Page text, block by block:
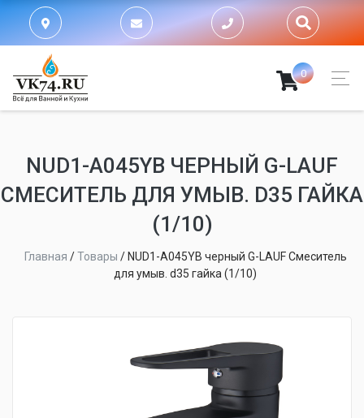
0
NUD1-A045YB ЧЕРНЫЙ G-LAUF
СМЕСИТЕЛЬ ДЛЯ УМЫВ. D35 ГАЙКА
(1/10)
Главная /Товары / NUD1-A045YB черный G-LAUF Смеситель
для умыв. d35 гайка (1/10)